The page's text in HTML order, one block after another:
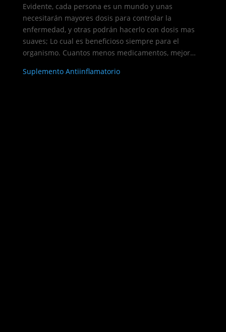
Evidente, cada persona es un mundo y unas
necesitarán mayores dosis para controlar la
enfermedad, y otras podrán hacerlo con dosis mas
suaves; Lo cual es beneficioso siempre para el
organismo. Cuantos menos medicamentos, mejor…
Suplemento Antiinflamatorio